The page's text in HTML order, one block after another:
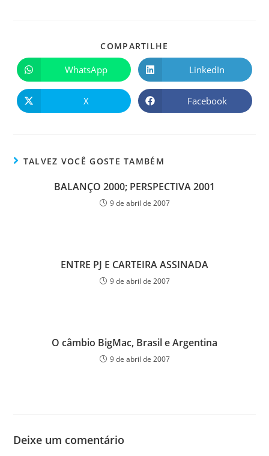
COMPARTILHE
WhatsApp LinkedIn
X Facebook
TALVEZ VOCÊ GOSTE TAMBÉM
BALANÇO 2000; PERSPECTIVA 2001
9 de abril de 2007
ENTRE PJ E CARTEIRA ASSINADA
9 de abril de 2007
O câmbio BigMac, Brasil e Argentina
9 de abril de 2007
Deixe um comentário